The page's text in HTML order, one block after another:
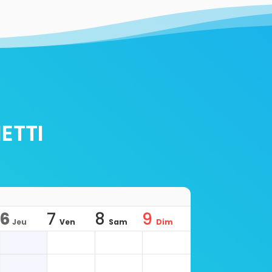
6 Jeu 7 Ven 8 Sam 9 Dim